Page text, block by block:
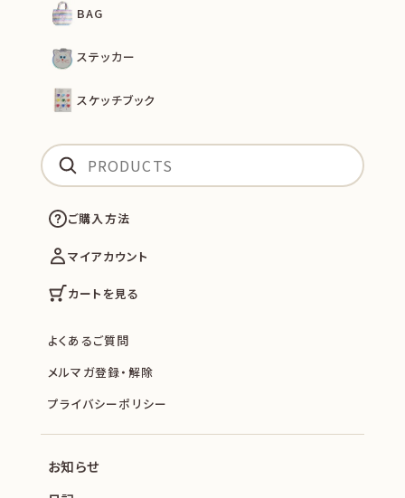
BAG
ステッカー
スケッチブック
ご購入方法
マイアカウント
カートを見る
よくあるご質問
メルマガ登録・解除
プライバシーポリシー
お知らせ